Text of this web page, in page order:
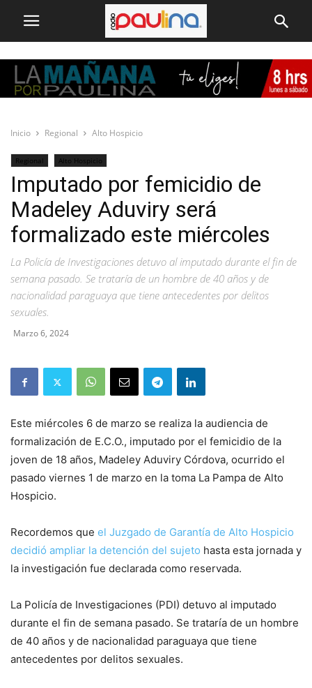
Inicio Regional Alto Hospicio
Regional Alto Hospicio
Imputado por femicidio de
Madeley Aduviry será
formalizado este miércoles
La Policía de Investigaciones detuvo al imputado durante el fin de
semana pasado. Se trataría de un hombre de 40 años y de
nacionalidad paraguaya que tiene antecedentes por delitos
sexuales.
Marzo 6, 2024
Este miércoles 6 de marzo se realiza la audiencia de
formalización de E.C.O., imputado por el femicidio de la
joven de 18 años, Madeley Aduviry Córdova, ocurrido el
pasado viernes 1 de marzo en la toma La Pampa de Alto
Hospicio.
Recordemos que el Juzgado de Garantía de Alto Hospicio
decidió ampliar la detención del sujeto hasta esta jornada y
la investigación fue declarada como reservada.
La Policía de Investigaciones (PDI) detuvo al imputado
durante el fin de semana pasado. Se trataría de un hombre
de 40 años y de nacionalidad paraguaya que tiene
antecedentes por delitos sexuales.